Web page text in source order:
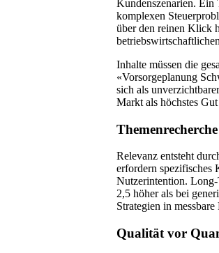
Kundenszenarien. Ein
komplexen
über den reinen Klick
Inhalte müssen die
«Vorsorgeplanung
sich als
Markt als höchstes
Relevanz entsteht
erfordern
Nutzerintention.
2,5 höher als bei
Strategien in
Qualität vor